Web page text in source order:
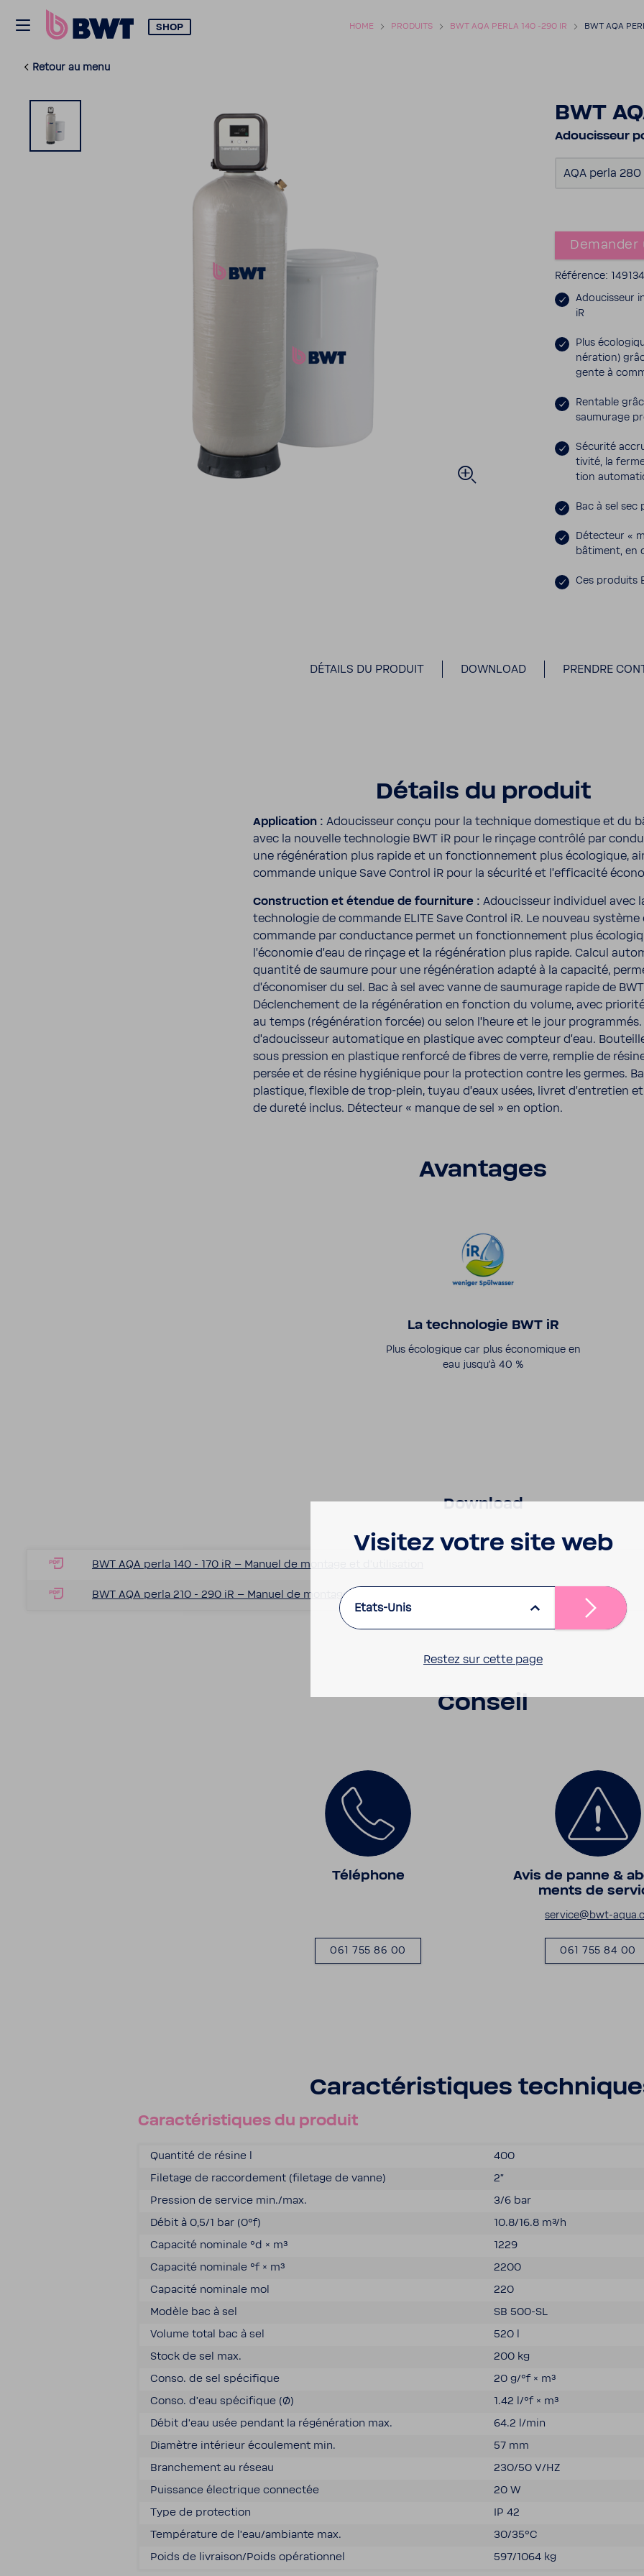
HOME PRODUITS BWT AQA PERLA 140 -290 IR BWT AQA
SHOP
Retour au menu
BWT
Adou­cis­seur
AQA perla 280
Demander
Réfé­rence: 149134
Adou­cis­seur
iR
Plus
né­ra­tion)
gente à
Rentable
saumu­rage
Sécu­rité
ti­vité, la
tion
Bac à sel
Détec­teur «
bâti­ment, en
Ces produits
DÉTAILS DU PRODUIT DOWNLOAD PRENDRE
Détails du produit
Appli­ca­tion : Adou­cis­seur conçu pour la tech­nique domes­tique et du
avec la nouvelle tech­no­logie BWT iR pour le rinçage contrôlé par
une régé­né­ra­tion plus rapide et un fonc­tion­ne­ment plus écolo­gique,
commande unique Save Control iR pour la sécu­rité et l'ef­fi­ca­cité
Construc­tion et étendue de four­ni­ture : Adou­cis­seur indi­vi­duel avec
tech­no­logie de commande ELITE Save Control iR. Le nouveau système
commande par conduc­tance permet un fonc­tion­ne­ment plus
l'éco­nomie d'eau de rinçage et la régé­né­ra­tion plus rapide. Calcul
quan­tité de saumure pour une régé­né­ra­tion adapté à la capa­cité,
d'éco­no­miser du sel. Bac à sel avec vanne de saumu­rage rapide de BWT
Déclen­che­ment de la régé­né­ra­tion en fonc­tion du volume, avec
au temps (régé­né­ra­tion forcée) ou selon l'heure et le jour programmés.
d'adou­cis­seur auto­ma­tique en plas­tique avec comp­teur d'eau.
sous pres­sion en plas­tique renforcé de fibres de verre, remplie de
persée et de résine hygié­nique pour la protec­tion contre les germes.
plas­tique, flexible de trop-​plein, tuyau d'eaux usées, livret d'en­tre­tien
de dureté inclus. Détec­teur « manque de sel » en option.
Avan­tages
La tech­no­logie BWT iR
Plus écolo­gique car plus écono­mique en
eau jusqu'à 40 %
Down­load
BWT AQA perla 140 - 170 iR – Manuel de montage et d'uti­li­sa­tion
BWT AQA perla 210 - 290 iR – Manuel de montage et d'uti­li­sa­tion
Conseil
Télé­phone
061 755 86 00
Avis de panne &
ments de
service@bwt-​
061 755 84 00
Carac­té­ris­tiques
Carac­té­ris­tiques du produit
Quan­tité de résine l
400
File­tage de raccor­de­ment (file­tage de vanne)
2"
Pres­sion de service min./max.
3/6 bar
Débit à 0,5/1 bar (0°f)
10.8/16.8 m³/h
Capa­cité nomi­nale °d × m³
1229
Capa­cité nomi­nale °f × m³
2200
Capa­cité nomi­nale mol
220
Modèle bac à sel
SB 500-​SL
Volume total bac à sel
520 l
Stock de sel max.
200 kg
Conso. de sel spéci­fique
20 g/°f × m³
Conso. d'eau spéci­fique (Ø)
1.42 l/°f × m³
Débit d'eau usée pendant la régé­né­ra­tion max.
64.2 l/min
Diamètre inté­rieur écou­le­ment min.
57 mm
Bran­che­ment au réseau
230/50 V/HZ
Puis­sance élec­trique connectée
20 W
Type de protec­tion
IP 42
Tempé­ra­ture de l'eau/ambiante max.
30/35°C
Poids de livraison/Poids opéra­tionnel
597/1064 kg
Visitez votre site web
Etats-Unis
Restez sur cette page